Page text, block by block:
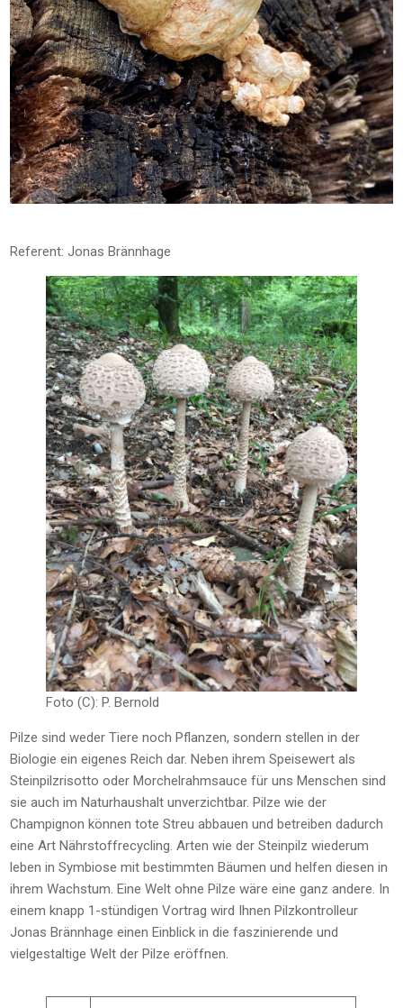
Referent: Jonas Brännhage
Foto (C): P. Bernold
Pilze sind weder Tiere noch Pflanzen, sondern stellen in der
Biologie ein eigenes Reich dar. Neben ihrem Speisewert als
Steinpilzrisotto oder Morchelrahmsauce für uns Menschen sind
sie auch im Naturhaushalt unverzichtbar. Pilze wie der
Champignon können tote Streu abbauen und betreiben dadurch
eine Art Nährstoffrecycling. Arten wie der Steinpilz wiederum
leben in Symbiose mit bestimmten Bäumen und helfen diesen in
ihrem Wachstum. Eine Welt ohne Pilze wäre eine ganz andere. In
einem knapp 1-stündigen Vortrag wird Ihnen Pilzkontrolleur
Jonas Brännhage einen Einblick in die faszinierende und
vielgestaltige Welt der Pilze eröffnen.